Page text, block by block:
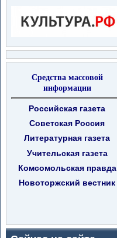
Средства массовой
информации
Российская газета
Советская Россия
Литературная газета
Учительская газета
Комсомольская правда
Новоторжский вестник